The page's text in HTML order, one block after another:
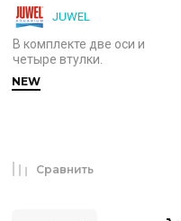
JUWEL
В комплекте две оси и
четыре втулки.
NEW
Сравнить